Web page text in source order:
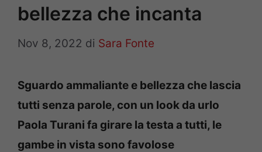
bellezza che incanta
Nov 8, 2022 di Sara Fonte
Sguardo ammaliante e bellezza che lascia
tutti senza parole, con un look da urlo
Paola Turani fa girare la testa a tutti, le
gambe in vista sono favolose